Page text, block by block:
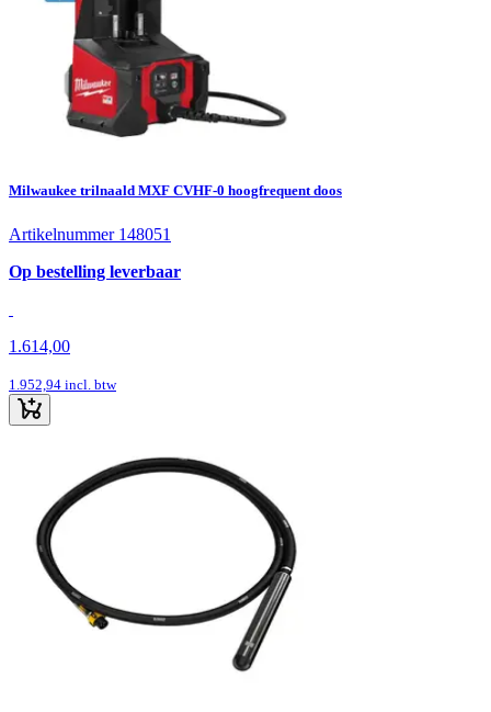
Milwaukee trilnaald MXF CVHF-0 hoogfrequent doos
Artikelnummer 148051
Op bestelling leverbaar
1.614,00
1.952,94 incl. btw